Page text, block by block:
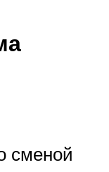
сменой